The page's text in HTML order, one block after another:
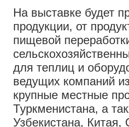
На выставке будет
продукции, от
пищевой
для теплиц и
ведущих компаний
крупные местные
Туркменистана, а
Узбекистана,